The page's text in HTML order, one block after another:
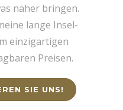
näher bringen.
lange Insel-
einzigartigen
Preisen.
SIE UNS!